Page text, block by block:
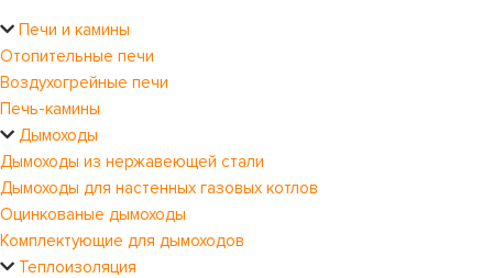
Печи и камины
Отопительные печи
Воздухогрейные печи
Печь-камины
Дымоходы
Дымоходы из нержавеющей стали
Дымоходы для настенных газовых котлов
Оцинкованые дымоходы
Комплектующие для дымоходов
Теплоизоляция